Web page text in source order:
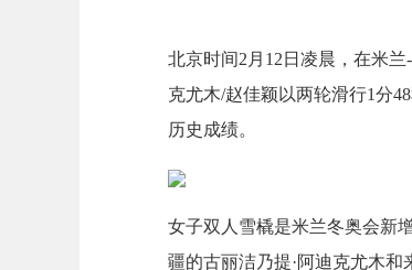
北京时间2月12日凌晨，在米
克尤木/赵佳颖以两轮滑行1分
历史成绩。
女子双人雪橇是米兰冬奥会新
疆的古丽洁乃提·阿迪克尤木和